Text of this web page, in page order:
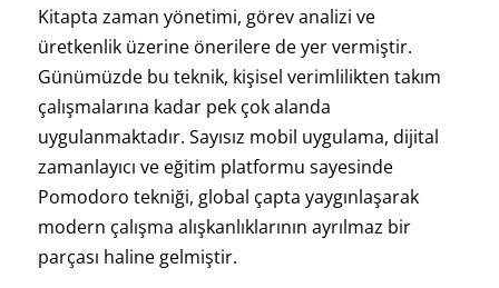
Kitapta zaman yönetimi, görev analizi ve
üretkenlik üzerine önerilere de yer vermiştir.
Günümüzde bu teknik, kişisel verimlilikten takım
çalışmalarına kadar pek çok alanda
uygulanmaktadır. Sayısız mobil uygulama, dijital
zamanlayıcı ve eğitim platformu sayesinde
Pomodoro tekniği, global çapta yaygınlaşarak
modern çalışma alışkanlıklarının ayrılmaz bir
parçası haline gelmiştir.